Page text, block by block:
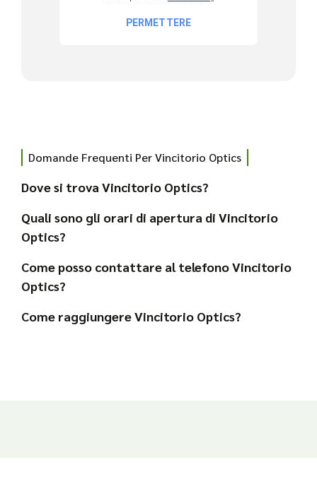
Domande Frequenti Per Vincitorio Optics
Dove si trova Vincitorio Optics?
Quali sono gli orari di apertura di Vincitorio
Optics?
Come posso contattare al telefono Vincitorio
Optics?
Come raggiungere Vincitorio Optics?